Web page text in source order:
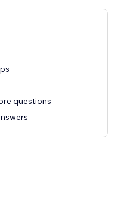
questions